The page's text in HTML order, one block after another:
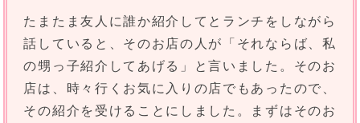
たまたま友人に誰か紹介してとランチをしながら
話していると、そのお店の人が「それならば、私
の甥っ子紹介してあげる」と言いました。そのお
店は、時々行くお気に入りの店でもあったので、
その紹介を受けることにしました。まずはそのお